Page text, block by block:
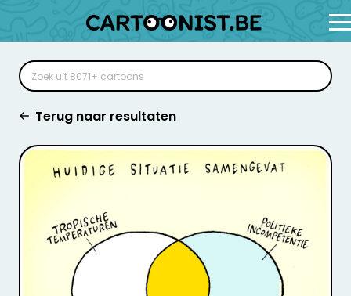
Terug naar resultaten